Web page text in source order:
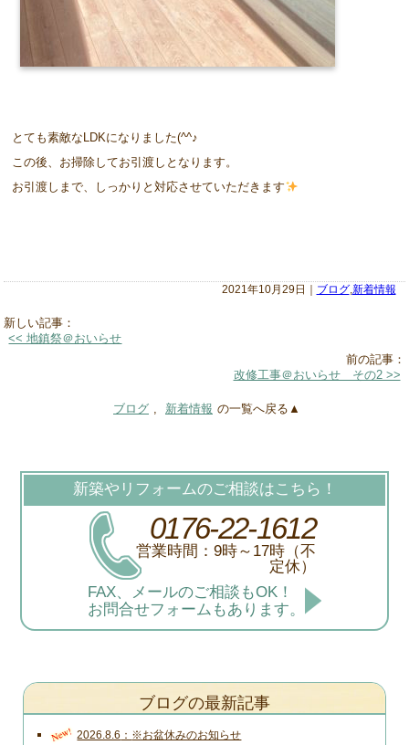
とても素敵なLDKになりました(^^♪
この後、お掃除してお引渡しとなります。
お引渡しまで、しっかりと対応させていただきます
2021年10月29日｜ ブログ, 新着情報
新しい記事：
<< 地鎮祭＠おいらせ
前の記事：
改修工事＠おいらせ その2 >>
ブログ 新着情報 の一覧へ戻る▲
新築やリフォームのご相談はこちら！
0176-22-1612
営業時間：9時～17時（不
定休）
FAX、メールのご相談もOK！
お問合せフォームもあります。
ブログの最新記事
New! 2026.8.6 ※お盆休みのお知らせ